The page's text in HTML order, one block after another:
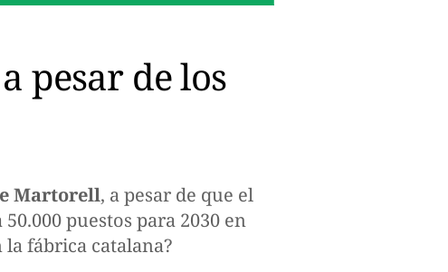
pesar de los
Martorell, a pesar de que el
puestos para 2030 en
fábrica catalana?